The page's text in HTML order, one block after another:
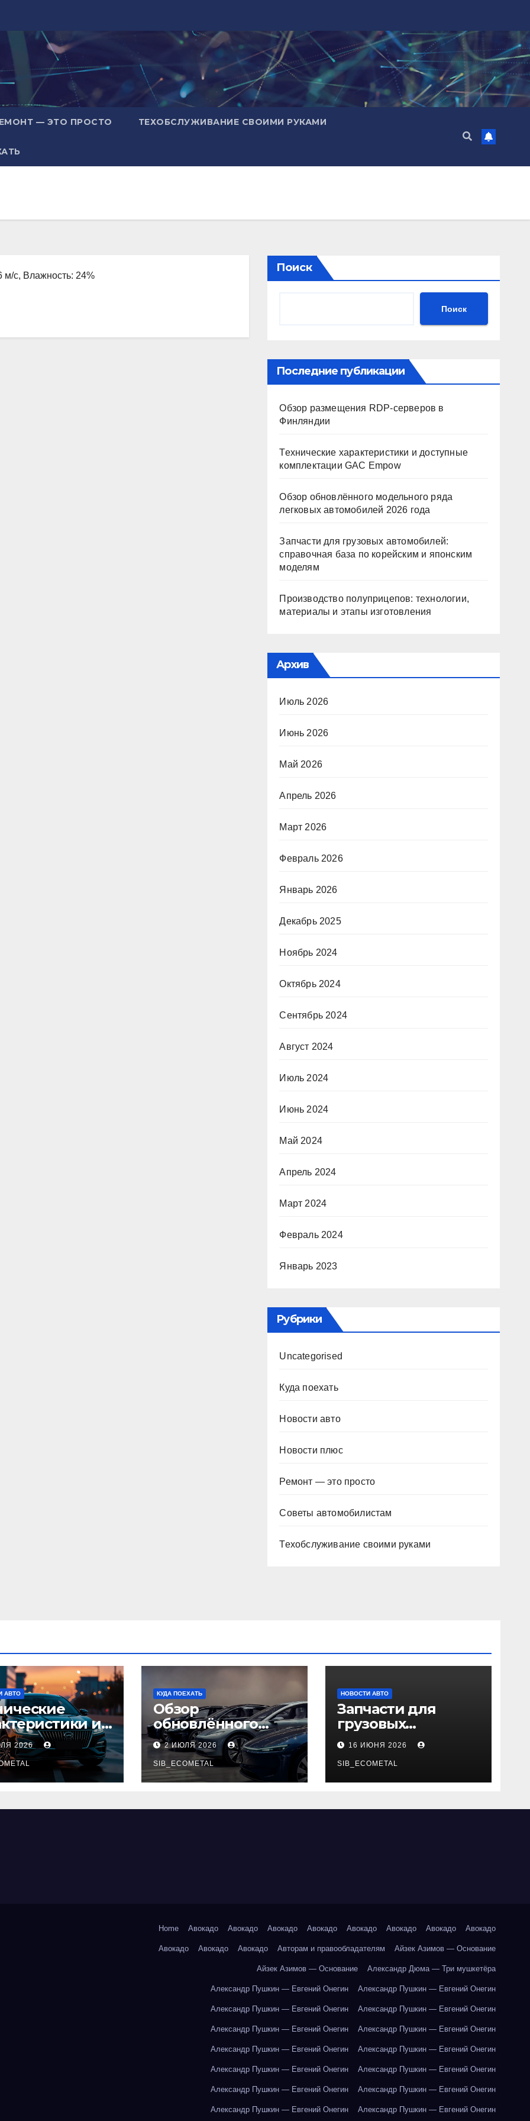
— ЭТО ПРОСТО ТЕХОБСЛУЖИВАНИЕ СВОИМИ РУКАМИ
м/с, Влажность: 24%
Поиск
Поиск
Последние публикации
Обзор размещения RDP-серверов в
Финляндии
Технические характеристики и доступные
комплектации GAC Empow
Обзор обновлённого модельного ряда
легковых автомобилей 2026 года
Запчасти для грузовых автомобилей:
справочная база по корейским и японским
моделям
Производство полуприцепов: технологии,
материалы и этапы изготовления
Архив
Июль 2026
Июнь 2026
Май 2026
Апрель 2026
Март 2026
Февраль 2026
Январь 2026
Декабрь 2025
Ноябрь 2024
Октябрь 2024
Сентябрь 2024
Август 2024
Июль 2024
Июнь 2024
Май 2024
Апрель 2024
Март 2024
Февраль 2024
Январь 2023
Рубрики
Uncategorised
Куда поехать
Новости авто
Новости плюс
Ремонт — это просто
Советы автомобилистам
Техобслуживание своими руками
АВТО
и
GAC
2026
КУДА ПОЕХАТЬ
Обзор
обновлённого
модельного ряда
легковых
автомобилей 2026
года
2 ИЮЛЯ 2026
SIB_ECOMETAL
НОВОСТИ АВТО
Запчасти для
грузовых
автомобилей:
справочная база по
корейским и
японским
16 ИЮНЯ 2026
SIB_ECOMETAL
Home Авокадо Авокадо Авокадо Авокадо Авокадо Авокадо Авокадо Авокадо
Авокадо Авокадо Авокадо Авторам и правообладателям Айзек Азимов — Основание
Айзек Азимов — Основание Александр Дюма — Три мушкетёра
Александр Пушкин — Евгений Онегин Александр Пушкин — Евгений Онегин
Александр Пушкин — Евгений Онегин Александр Пушкин — Евгений Онегин
Александр Пушкин — Евгений Онегин Александр Пушкин — Евгений Онегин
Александр Пушкин — Евгений Онегин Александр Пушкин — Евгений Онегин
Александр Пушкин — Евгений Онегин Александр Пушкин — Евгений Онегин
Александр Пушкин — Евгений Онегин Александр Пушкин — Евгений Онегин
Александр Пушкин — Евгений Онегин Александр Пушкин — Евгений Онегин